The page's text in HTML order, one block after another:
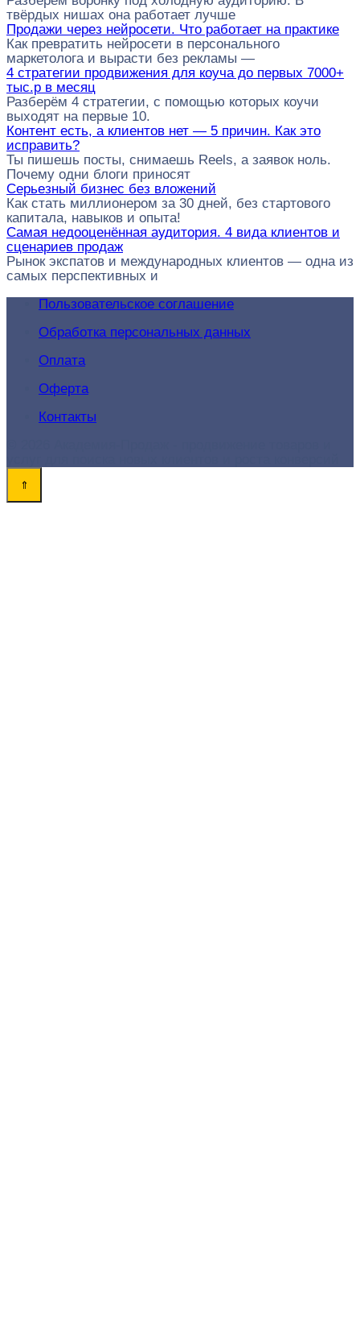
твёрдых нишах она работает лучше
Продажи через нейросети. Что работает на практике
Как превратить нейросети в персонального
маркетолога и вырасти без рекламы —
4 стратегии продвижения для коуча до первых 7000+
тыс.р в месяц
Разберём 4 стратегии, с помощью которых коучи
выходят на первые 10.
Контент есть, а клиентов нет — 5 причин. Как это
исправить?
Ты пишешь посты, снимаешь Reels, а заявок ноль.
Почему одни блоги приносят
Серьезный бизнес без вложений
Как стать миллионером за 30 дней, без стартового
капитала, навыков и опыта!
Самая недооценённая аудитория. 4 вида клиентов и
сценариев продаж
Рынок экспатов и международных клиентов — одна из
самых перспективных и
Пользовательское соглашение
Обработка персональных данных
Оплата
Оферта
Контакты